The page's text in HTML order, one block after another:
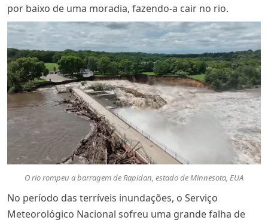
por baixo de uma moradia, fazendo-a cair no rio.
O rio rompeu a barragem de Rapidan, estado de Minnesota, EUA
No período das terríveis inundações, o Serviço
Meteorológico Nacional sofreu uma grande falha de